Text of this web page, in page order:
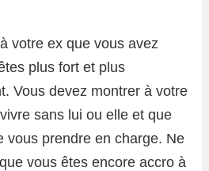
votre ex que vous avez
plus fort et plus
Vous devez montrer à votre
sans lui ou elle et que
vous prendre en charge. Ne
vous êtes encore accro à